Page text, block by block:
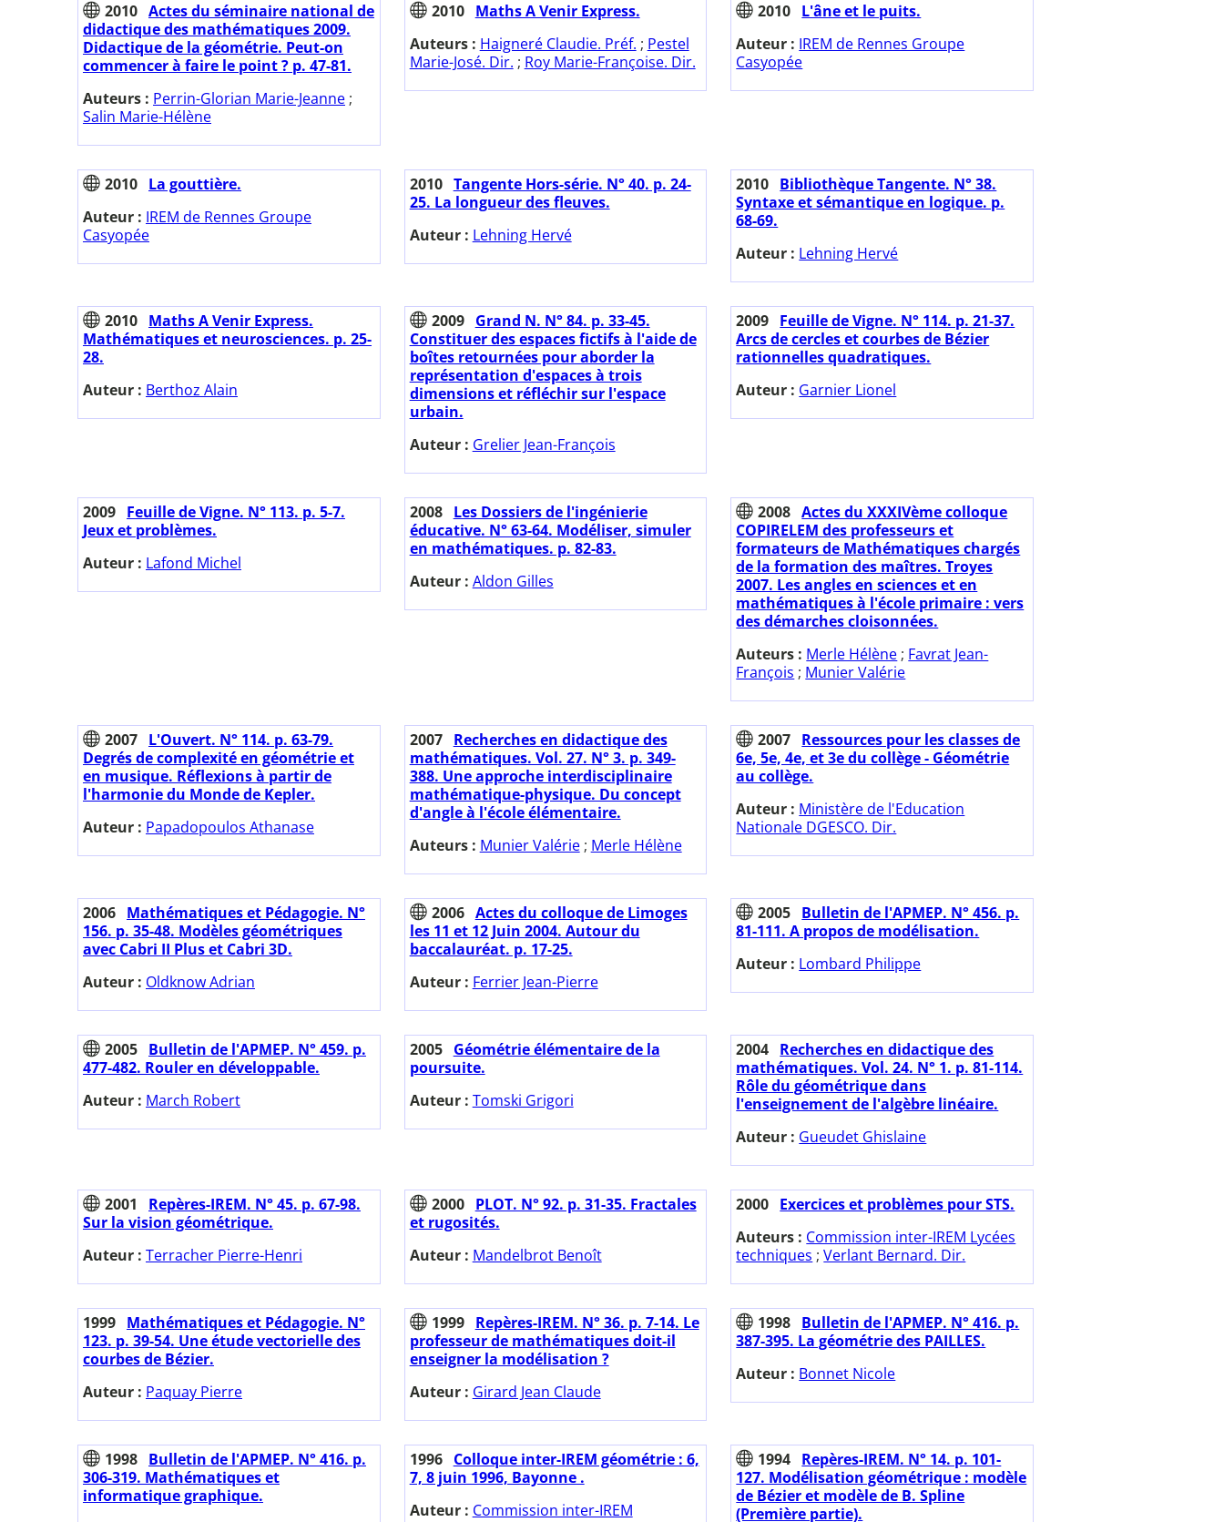
2010 Actes du séminaire national de
didactique des mathématiques 2009.
Didactique de la géométrie. Peut-on
commencer à faire le point ? p. 47-81.
Auteurs : Perrin-Glorian Marie-Jeanne ;
Salin Marie-Hélène
2010
Maths A Venir Express.
Auteurs : Haigneré Claudie. Préf. ; Pestel
Marie-José. Dir. ; Roy Marie-Françoise. Dir.
2010 L'âne et le puits.
Auteur : IREM de Rennes Groupe
Casyopée
2010 La gouttière.
Auteur : IREM de Rennes Groupe
Casyopée
2010 Tangente Hors-série. N° 40. p. 24-
25. La longueur des fleuves.
Auteur : Lehning Hervé
2010 Bibliothèque Tangente. N° 38.
Syntaxe et sémantique en logique. p.
68-69.
Auteur : Lehning Hervé
2010 Maths A Venir Express.
Mathématiques et neurosciences. p. 25-
28.
Auteur : Berthoz Alain
2009
Grand N. N° 84. p. 33-45.
Constituer des espaces fictifs à l'aide de
boîtes retournées pour aborder la
représentation d'espaces à trois
dimensions et réfléchir sur l'espace
urbain.
Auteur : Grelier Jean-François
2009 Feuille de Vigne. N° 114. p. 21-37.
Arcs de cercles et courbes de Bézier
rationnelles quadratiques.
Auteur : Garnier Lionel
2009 Feuille de Vigne. N° 113. p. 5-7.
Jeux et problèmes.
Auteur : Lafond Michel
2008
Les Dossiers de l'ingénierie
éducative. N° 63-64. Modéliser, simuler
en mathématiques. p. 82-83.
Auteur : Aldon Gilles
2008 Actes du XXXIVème colloque
COPIRELEM des professeurs et
formateurs de Mathématiques chargés
de la formation des maîtres. Troyes
2007. Les angles en sciences et en
mathématiques à l'école primaire : vers
des démarches cloisonnées.
Auteurs : Merle Hélène ; Favrat Jean-
François ; Munier Valérie
2007 L'Ouvert. N° 114. p. 63-79.
Degrés de complexité en géométrie et
en musique. Réflexions à partir de
l'harmonie du Monde de Kepler.
Auteur : Papadopoulos Athanase
2007
Recherches en didactique des
mathématiques. Vol. 27. N° 3. p. 349-
388. Une approche interdisciplinaire
mathématique-physique. Du concept
d'angle à l'école élémentaire.
Auteurs : Munier Valérie; Merle Hélène
2007 Ressources pour les classes de
6e, 5e, 4e, et 3e du collège - Géométrie
au collège.
Auteur : Ministère de l'Education
Nationale DGESCO. Dir.
2006 Mathématiques et Pédagogie. N°
156. p. 35-48. Modèles géométriques
avec Cabri II Plus et Cabri 3D.
Auteur : Oldknow Adrian
2006 Actes du colloque de Limoges
les 11 et 12 Juin 2004. Autour du
baccalauréat. p. 17-25.
Auteur : Ferrier Jean-Pierre
2005 Bulletin de l'APMEP. N° 456. p.
81-111. A propos de modélisation.
Auteur : Lombard Philippe
2005 Bulletin de l'APMEP. N° 459. p.
477-482. Rouler en développable.
Auteur : March Robert
2005
Géométrie élémentaire de la
poursuite.
Auteur : Tomski Grigori
2004 Recherches en didactique des
mathématiques. Vol. 24. N° 1. p. 81-114.
Rôle du géométrique dans
l'enseignement de l'algèbre linéaire.
Auteur : Gueudet Ghislaine
2001
Repères-IREM. N° 45. p. 67-98.
Sur la vision géométrique.
Auteur : Terracher Pierre-Henri
2000
PLOT. N° 92. p. 31-35. Fractales
et rugosités.
Auteur : Mandelbrot Benoît
2000 Exercices et problèmes pour STS.
Auteurs : Commission inter-IREM Lycées
techniques ;Verlant Bernard. Dir.
1999 Mathématiques et Pédagogie. N°
123. p. 39-54. Une étude vectorielle des
courbes de Bézier.
Auteur : Paquay Pierre
1999
Repères-IREM. N° 36. p. 7-14. Le
professeur de mathématiques doit-il
enseigner la modélisation ?
Auteur : Girard Jean Claude
1998 Bulletin de l'APMEP. N° 416. p.
387-395. La géométrie des PAILLES.
Auteur : Bonnet Nicole
1998 Bulletin de l'APMEP. N° 416. p.
306-319. Mathématiques et
informatique graphique.
1996
Colloque inter-IREM géométrie : 6,
7, 8 juin 1996, Bayonne .
Auteur : Commission inter-IREM
1994 Repères-IREM. N° 14. p. 101-
127. Modélisation géométrique : modèle
de Bézier et modèle de B. Spline
(Première partie).